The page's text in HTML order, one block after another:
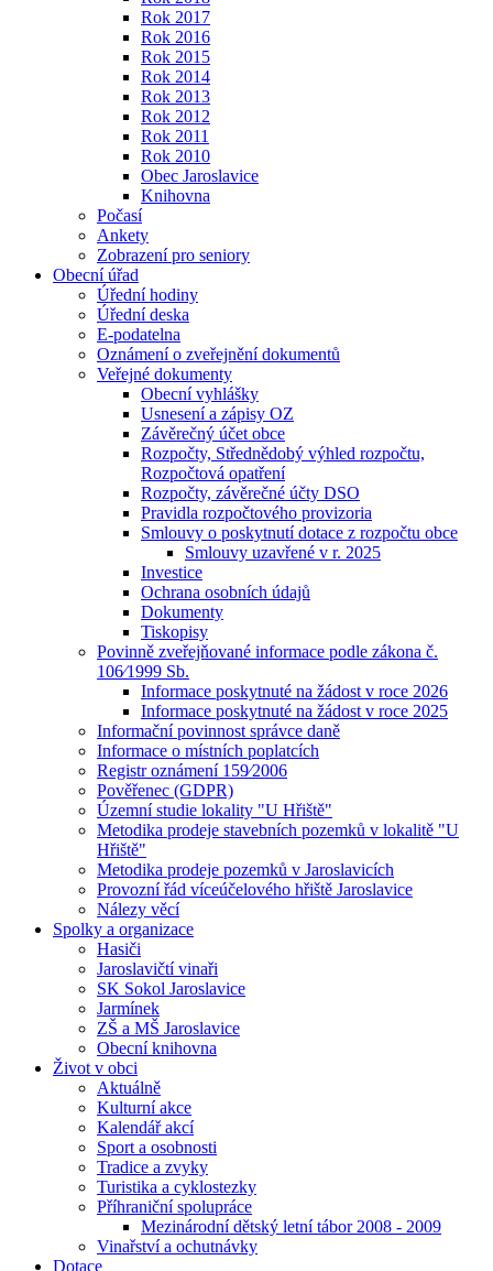
Rok 2017
Rok 2016
Rok 2015
Rok 2014
Rok 2013
Rok 2012
Rok 2011
Rok 2010
Obec Jaroslavice
Knihovna
Počasí
Ankety
Zobrazení pro seniory
Obecní úřad
Úřední hodiny
Úřední deska
E-podatelna
Oznámení o zveřejnění dokumentů
Veřejné dokumenty
Obecní vyhlášky
Usnesení a zápisy OZ
Závěrečný účet obce
Rozpočty, Střednědobý výhled rozpočtu,
Rozpočtová opatření
Rozpočty, závěrečné účty DSO
Pravidla rozpočtového provizoria
Smlouvy o poskytnutí dotace z rozpočtu obce
Smlouvy uzavřené v r. 2025
Investice
Ochrana osobních údajů
Dokumenty
Tiskopisy
Povinně zveřejňované informace podle zákona č.
106⁄1999 Sb.
Informace poskytnuté na žádost v roce 2026
Informace poskytnuté na žádost v roce 2025
Informační povinnost správce daně
Informace o místních poplatcích
Registr oznámení 159⁄2006
Pověřenec (GDPR)
Územní studie lokality "U Hřiště"
Metodika prodeje stavebních pozemků v lokalitě "U
Hřiště"
Metodika prodeje pozemků v Jaroslavicích
Provozní řád víceúčelového hřiště Jaroslavice
Nálezy věcí
Spolky a organizace
Hasiči
Jaroslavičtí vinaři
SK Sokol Jaroslavice
Jarmínek
ZŠ a MŠ Jaroslavice
Obecní knihovna
Život v obci
Aktuálně
Kulturní akce
Kalendář akcí
Sport a osobnosti
Tradice a zvyky
Turistika a cyklostezky
Příhraniční spolupráce
Mezinárodní dětský letní tábor 2008 - 2009
Vinařství a ochutnávky
Dotace